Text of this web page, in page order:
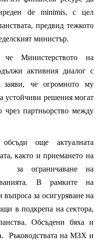
de minimis, с цел
предвид тежкото
министър.
Министерството на
активния диалог с
заяви, че огромното му
устойчиви решения могат
чрез партньорство между
още актуалната
както и приемането на
за ограничаване на
В рамките на
за осигуряване на
в подкрепа на сектора,
Обсъдени бяха и
Ръководствата на МЗХ и